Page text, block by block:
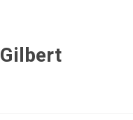
Gilbert